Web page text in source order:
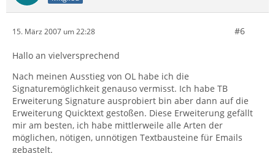
15. März 2007 um 22:28 #6
Hallo an vielversprechend
Nach meinen Ausstieg von OL habe ich die
Signaturemöglichkeit genauso vermisst. Ich habe TB
Erweiterung Signature ausprobiert bin aber dann auf die
Erweiterung Quicktext gestoßen. Diese Erweiterung gefällt
mir am besten, ich habe mittlerweile alle Arten der
möglichen, nötigen, unnötigen Textbausteine für Emails
gebastelt.